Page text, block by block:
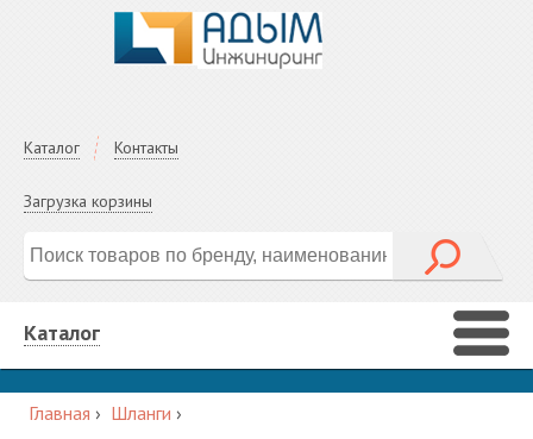
Каталог Контакты
Загрузка корзины
Каталог
Главная › Шланги ›